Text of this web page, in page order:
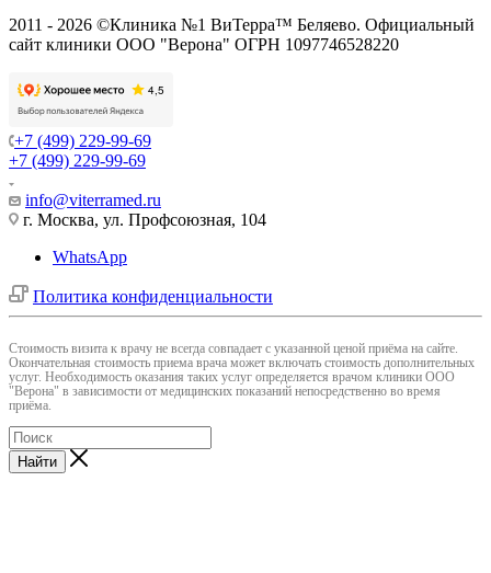
2011 - 2026 ©Клиника №1 ВиТерра™ Беляево. Официальный
сайт клиники ООО "Верона" ОГРН 1097746528220
+7 (499) 229-99-69
+7 (499) 229-99-69
info@viterramed.ru
г. Москва, ул. Профсоюзная, 104
WhatsApp
Политика конфиденциальности
Cтоимость визита к врачу не всегда совпадает с указанной ценой приёма на сайте.
Окончательная стоимость приема врача может включать стоимость дополнительных
услуг. Необходимость оказания таких услуг определяется врачом клиники ООО
"Верона" в зависимости от медицинских показаний непосредственно во время
приёма.
Найти